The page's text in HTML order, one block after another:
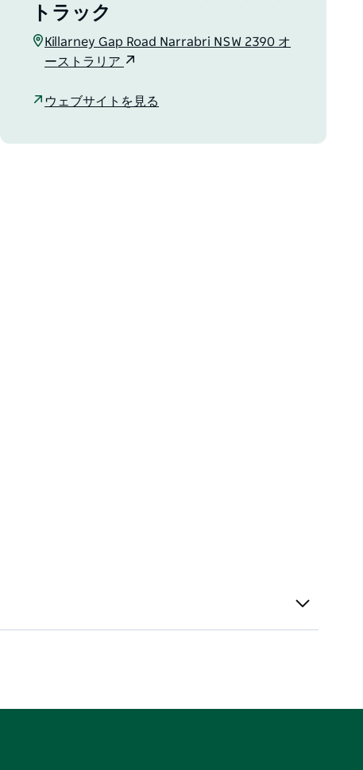
トラック
Killarney Gap Road Narrabri NSW 2390 オ
ーストラリア
ウェブサイトを見る